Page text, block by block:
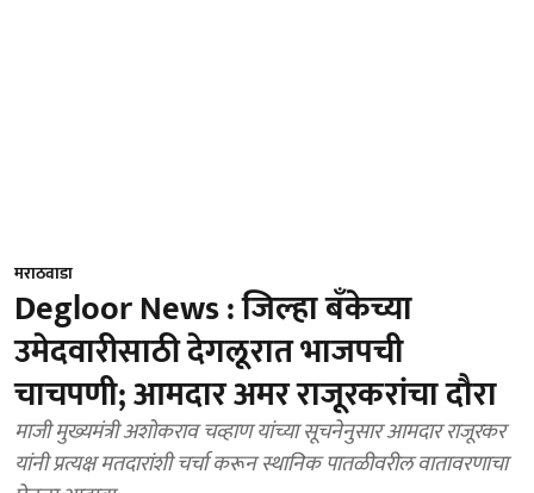
मराठवाडा
Degloor News : जिल्हा बँकेच्या
उमेदवारीसाठी देगलूरात भाजपची
चाचपणी; आमदार अमर राजूरकरांचा दौरा
माजी मुख्यमंत्री अशोकराव चव्हाण यांच्या सूचनेनुसार आमदार राजूरकर
यांनी प्रत्यक्ष मतदारांशी चर्चा करून स्थानिक पातळीवरील वातावरणाचा